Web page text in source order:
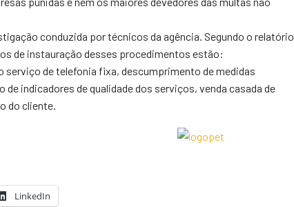
conduzida por técnicos da agência. Segundo o relatório
de instauração desses procedimentos estão:
de telefonia fixa, descumprimento de medidas
indicadores de qualidade dos serviços, venda casada de
do cliente.
LinkedIn